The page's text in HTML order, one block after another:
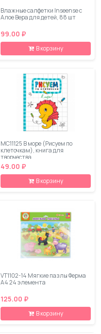
Влажные салфетки Inseense с
Алое Вера для детей, 88 шт
99.00 ₽
В корзину
МС11125 В море (Рисуем по
клеточкам), книга для
творчества
49.00 ₽
В корзину
VT1102-14 Мягкие пазлы Ферма
А4 24 элемента
125.00 ₽
В корзину